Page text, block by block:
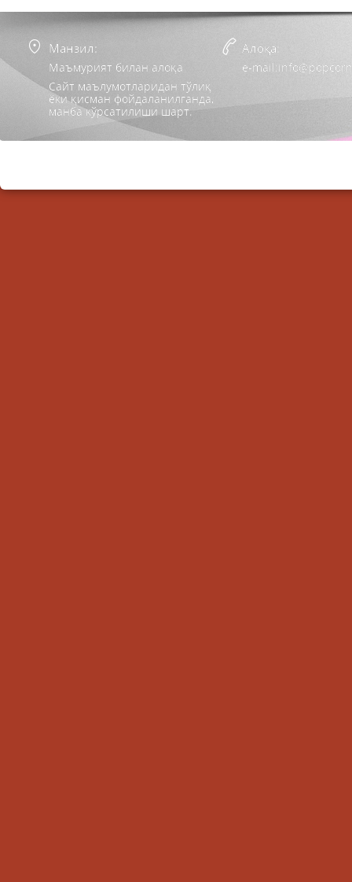
Манзил:
Маъмурият билан алоқа
Сайт маълумотларидан тўлиқ
ёки қисман фойдаланилганда,
манба кўрсатилиши шарт.
Алоқа:
e-